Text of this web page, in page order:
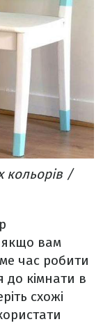
кольорів /
якщо вам
час робити
до кімнати в
схожі